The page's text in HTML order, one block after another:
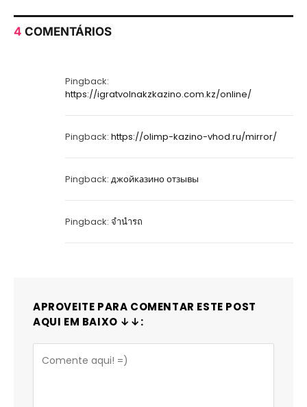
4 COMENTÁRIOS
Pingback:
https://igratvolnakzkazino.com.kz/online/
Pingback: https://olimp-kazino-vhod.ru/mirror/
Pingback: джойказино отзывы
Pingback: จำนำรถ
APROVEITE PARA COMENTAR ESTE POST
AQUI EM BAIXO ↓↓: